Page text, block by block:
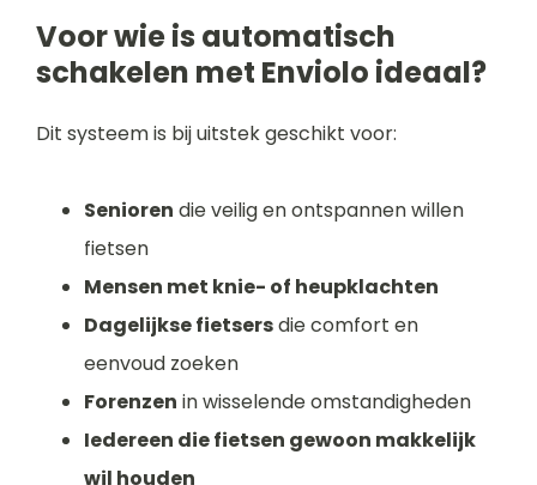
Voor wie is automatisch
schakelen met Enviolo ideaal?
Dit systeem is bij uitstek geschikt voor:
Senioren die veilig en ontspannen willen
fietsen
Mensen met knie- of heupklachten
Dagelijkse fietsersdie comfort en
eenvoud zoeken
Forenzen in wisselende omstandigheden
Iedereen die fietsen gewoon makkelijk
wil houden